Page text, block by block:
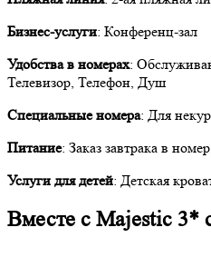
Бизнес-услуги: Конференц-зал
Удобства в номерах:
Телевизор, Телефон, Душ
Специальные номера: Для
Питание: Заказ завтрака в
Услуги для детей: Детская
Вместе с Majestic 3*